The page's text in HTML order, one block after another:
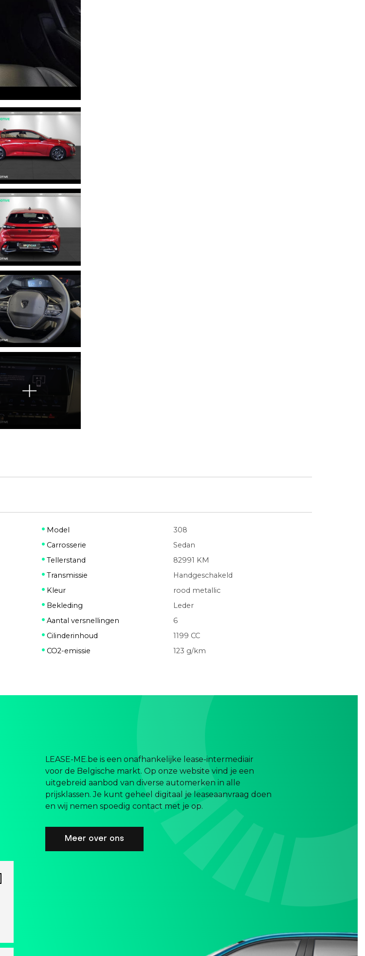
Model
308
Carrosserie
Sedan
Tellerstand
82991 KM
Transmissie
Handgeschakeld
Kleur
rood metallic
Bekleding
Leder
Aantal versnellingen
6
Cilinderinhoud
1199 CC
CO2-emissie 123 g/km
LEASE-ME.be is een onafhankelijke lease-intermediair
voor de Belgische markt. Op onze website vind je een
uitgebreid aanbod van diverse automerken in alle
prijsklassen. Je kunt geheel digitaal je leaseaanvraag doen
en wij nemen spoedig contact met je op.
Meer over ons